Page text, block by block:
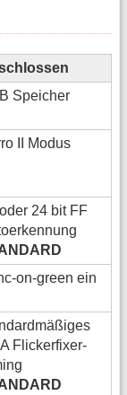
Speicher
II Modus
24 bit FF
on-green ein
Flickerfixer-